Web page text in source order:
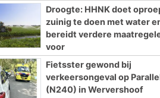
Droogte: HHNK doet
zuinig te doen met water
bereidt verdere
voor
Fietsster gewond bij
verkeersongeval op
(N240) in Wervershoof